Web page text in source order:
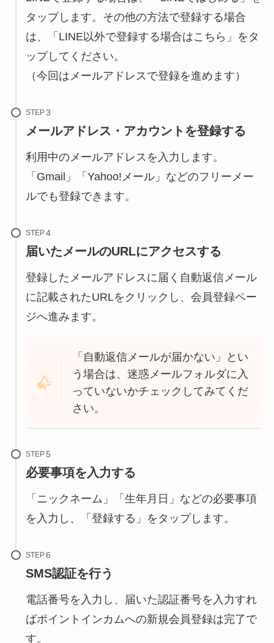
タップします。その他の方法で登録する場合
は、「LINE以外で登録する場合はこちら」をタ
ップしてください。
（今回はメールアドレスで登録を進めます）
STEP
メールアドレス・アカウントを登録する
利用中のメールアドレスを入力します。
「Gmail」「Yahoo!メール」などのフリーメー
ルでも登録できます。
STEP
届いたメールのURLにアクセスする
登録したメールアドレスに届く自動返信メール
に記載されたURLをクリックし、会員登録ペー
ジへ進みます。
「自動返信メールが届かない」とい
う場合は、迷惑メールフォルダに入
っていないかチェックしてみてくだ
さい。
STEP
必要事項を入力する
「ニックネーム」「生年月日」などの必要事項
を入力し、「登録する」をタップします。
STEP
SMS認証を行う
電話番号を入力し、届いた認証番号を入力すれ
ばポイントインカムへの新規会員登録は完了で
す。